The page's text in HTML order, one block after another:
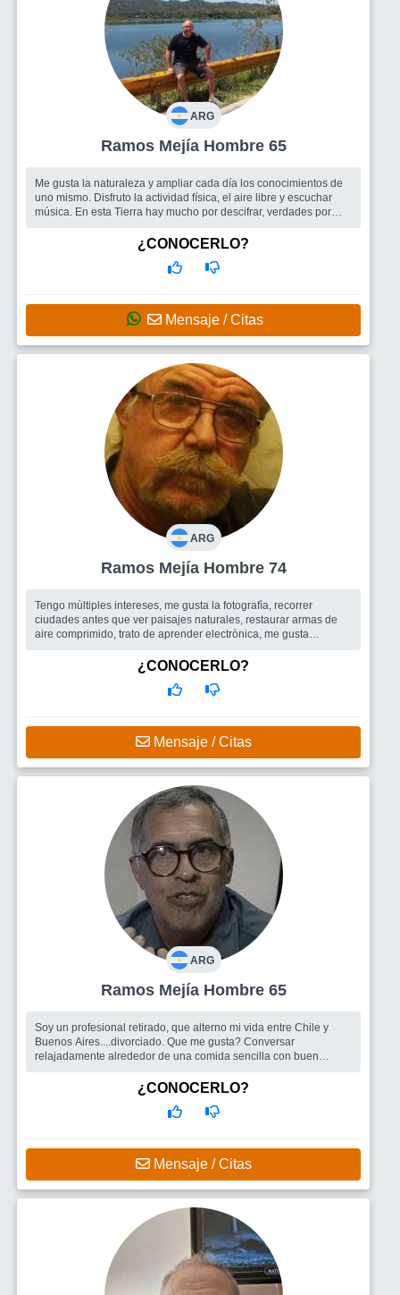
ARG
Ramos Mejía Hombre 65
Me gusta la naturaleza y ampliar cada día los conocimientos de
uno mismo. Disfruto la actividad física, el aire libre y escuchar
música. En esta Tierra hay mucho por descifrar, verdades por
Que el Universo nos regale posibilidades de encuentro,
de compartir y celebrar la vida!
¿CONOCERLO?
Mensaje / Citas
ARG
Ramos Mejía Hombre 74
Tengo mùltiples intereses, me gusta la fotografìa, recorrer
ciudades antes que ver paisajes naturales, restaurar armas de
aire comprimido, trato de aprender electrònica, me gusta
Una mujer, para una relaciòn de acuerdo a los tiempos,
es decir, una especie de noviazgo permanente para algunos dìas
de la semana o salidas de algunos dìas, pero sin compartir las
¿CONOCERLO?
Mensaje / Citas
ARG
Ramos Mejía Hombre 65
Soy un profesional retirado, que alterno mi vida entre Chile y
Buenos Aires....divorciado. Que me gusta? Conversar
relajadamente alrededor de una comida sencilla con buen
No tengo como objetivo encontrar pareja, si un espacio
para compartir momentos y que sea bueno para todos.
¿CONOCERLO?
Mensaje / Citas